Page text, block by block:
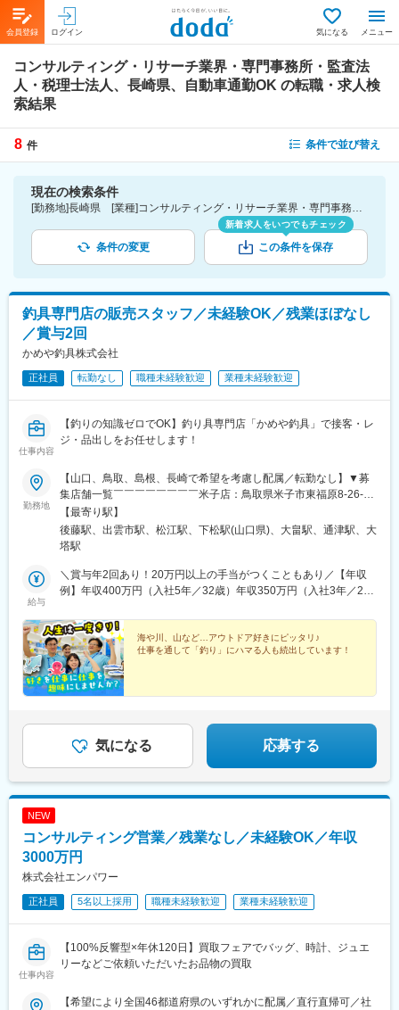
会員登録 ログイン 気になる メニュー
コンサルティング・リサーチ業界・専門事務所・監査法
人・税理士法人、長崎県、自動車通勤OK の転職・求人検
索結果
8 件 条件で並び替え
現在の検索条件
[勤務地]長崎県 [業種]コンサルティング・リサーチ業界・専門事務所・監査法人・税理士法人 [詳細条件](会社・職場の環境)自動車通勤OK
条件の変更
新着求人をいつでもチェック
この条件を保存
釣具専門店の販売スタッフ／未経験OK／残業ほぼなし
／賞与2回
かめや釣具株式会社
正社員 転勤なし 職種未経験歓迎 業種未経験歓迎
仕事内容
【釣りの知識ゼロでOK】釣り具専門店「かめや釣具」で接客・レ
ジ・品出しをお任せします！
勤務地
【山口、鳥取、島根、長崎で希望を考慮し配属／転勤なし】▼募
集店舗一覧￣￣￣￣￣￣￣￣米子店：鳥取県米子市東福原8-26-28
出雲店：島根県出雲市渡橋町1085-1松江店：島根県松江市学園南
2丁目1-8下松店：山口県下松市西豊井674-4大島店：山口県大島
郡周防大島町西三蒲吉水7-2岩国通津店：山口県岩国市大字通津
車・バイク通勤OK◎駐車場完備
【最寄り駅】
後藤駅、出雲市駅、松江駅、下松駅(山口県)、大畠駅、通津駅、大
塔駅
給与
＼賞与年2回あり！20万円以上の手当がつくこともあり／【年収
例】年収400万円（入社5年／32歳）年収350万円（入社3年／28
当+賞与年2回※経験・能力等を考慮の上、決定いたします。※試用
期間は店舗により異なります。海や川、山など…アウトドア好きにピッタリ♪
仕事を通して「釣り」にハマる人も続出しています！
気になる 応募する
NEW
コンサルティング営業／残業なし／未経験OK／年収
3000万円
株式会社エンパワー
正社員 5名以上採用 職種未経験歓迎 業種未経験歓迎
仕事内容
【100%反響型×年休120日】買取フェアでバッグ、時計、ジュエ
リーなどご依頼いただいたお品物の買取
【希望により全国46都道府県のいずれかに配属／直行直帰可／社